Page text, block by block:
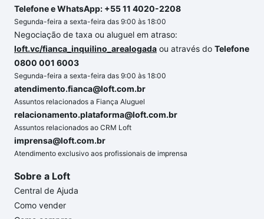
Telefone e WhatsApp: +55 11 4020-2208
Segunda-feira a sexta-feira das 9:00 às 18:00
Negociação de taxa ou aluguel em atraso:
loft.vc/fianca_inquilino_arealogada ou através do Telefone
0800 001 6003
Segunda-feira a sexta-feira das 9:00 às 18:00
atendimento.fianca@loft.com.br
Assuntos relacionados a Fiança Aluguel
relacionamento.plataforma@loft.com.br
Assuntos relacionados ao CRM Loft
imprensa@loft.com.br
Atendimento exclusivo aos profissionais de imprensa
Sobre a Loft
Central de Ajuda
Como vender